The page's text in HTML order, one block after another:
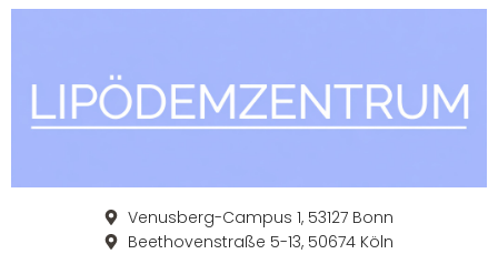
Venusberg-Campus 1, 53127 Bonn
Beethovenstraße 5-13, 50674 Köln